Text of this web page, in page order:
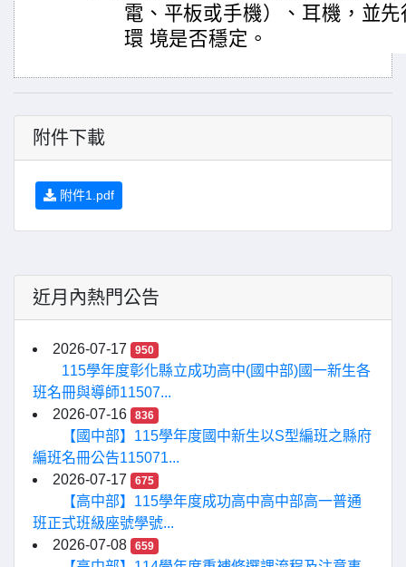
電、平板或手機）、耳機，並
環 境是否穩定。
附件下載
附件1.pdf
近月內熱門公告
2026-07-17 950
115學年度彰化縣立成功高中(國中部)國一新生各
班名冊與導師11507...
2026-07-16
836
【國中部】115學年度國中新生以S型編班之縣府
編班名冊公告115071...
2026-07-17
675
【高中部】115學年度成功高中高中部高一普通
班正式班級座號學號...
2026-07-08
659